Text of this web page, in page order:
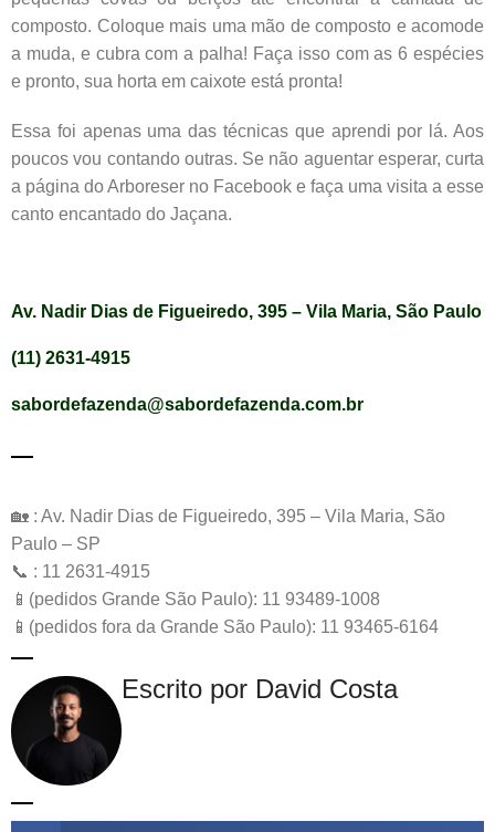
composto. Coloque mais uma mão de composto e acomode
a muda, e cubra com a palha! Faça isso com as 6 espécies
e pronto, sua horta em caixote está pronta!
Essa foi apenas uma das técnicas que aprendi por lá. Aos
poucos vou contando outras. Se não aguentar esperar, curta
a página do Arboreser no Facebook e faça uma visita a esse
canto encantado do Jaçana.
Av. Nadir Dias de Figueiredo, 395 – Vila Maria, São Paulo
(11) 2631-4915
sabordefazenda@sabordefazenda.com.br
🏡 : Av. Nadir Dias de Figueiredo, 395 – Vila Maria, São
Paulo – SP
📞 : 11 2631-4915
📱(pedidos Grande São Paulo): 11 93489-1008
📱(pedidos fora da Grande São Paulo): 11 93465-6164
Escrito por David Costa